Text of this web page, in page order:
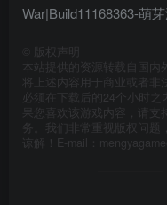
版权声明
本站提供的资源转载自国内
将上述内容用于商业或者非
必须在下载后的24个小时
果您喜欢该游戏内容，请
务。我们非常重视版权问
谅解！E-mail：